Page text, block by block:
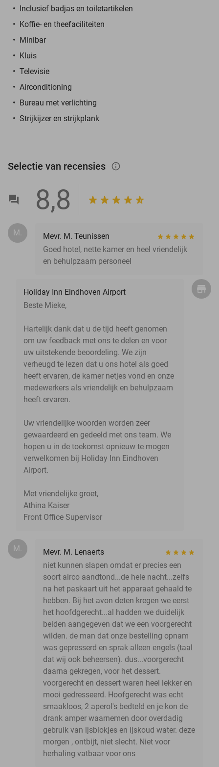
Inclusief badjas en toiletartikelen
Koffie- en theefaciliteiten
Minibar
Kluis
Televisie
Airconditioning
Bureau met verlichting
Strijkijzer en strijkplank
Selectie van recensies info_outlined
8,8
M.
Mevr. M. Teunissen
Goed hotel, nette kamer en heel vriendelijk
en behulpzaam personeel
Holiday Inn Eindhoven Airport
Beste Mieke,
Hartelijk dank dat u de tijd heeft genomen
om uw feedback met ons te delen en voor
uw uitstekende beoordeling. We zijn
verheugd te lezen dat u ons hotel als goed
heeft ervaren, de kamer netjes vond en onze
medewerkers als vriendelijk en behulpzaam
heeft ervaren.
Uw vriendelijke woorden worden zeer
gewaardeerd en gedeeld met ons team. We
hopen u in de toekomst opnieuw te mogen
verwelkomen bij Holiday Inn Eindhoven
Airport.
Met vriendelijke groet,
Athina Kaiser
Front Office Supervisor
M.
Mevr. M. Lenaerts
niet kunnen slapen omdat er precies een
soort airco aandtond...de hele nacht...zelfs
na het paskaart uit het apparaat gehaald te
hebben. Bij het avon deten kregen we eerst
het hoofdgerecht...al hadden we duidelijk
beiden aangegeven dat we een voorgerecht
wilden. de man dat onze bestelling opnam
was gepresserd en sprak alleen engels (taal
dat wij ook beheersen). dus...voorgerecht
daarna gekregen, voor het dessert.
voorgerecht en dessert waren heel lekker en
mooi gedresseerd. Hoofgerecht was echt
smaakloos, 2 aperol's bedteld en je kon de
drank amper waarnemen door overdadig
gebruik van ijsblokjes en ijskoud water. deze
morgen , ontbijt, niet slecht. Niet voor
herhaling vatbaar voor ons